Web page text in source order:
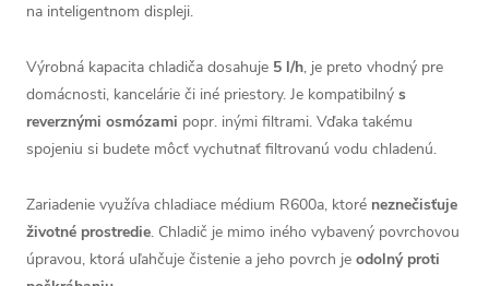
na inteligentnom displeji.
Výrobná kapacita chladiča dosahuje 5 l/h, je preto vhodný pre
domácnosti, kancelárie či iné priestory. Je kompatibilný s
reverznými osmózami popr. inými filtrami. Vďaka takému
spojeniu si budete môcť vychutnať filtrovanú vodu chladenú.
Zariadenie využíva chladiace médium R600a, ktoré neznečisťuje
životné prostredie. Chladič je mimo iného vybavený povrchovou
úpravou, ktorá uľahčuje čistenie a jeho povrch je odolný proti